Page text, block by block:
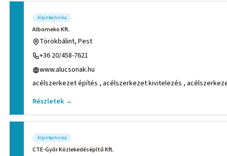
Alpintechnika
Albomeko Kft.
Törökbálint, Pest
+36 20/458-7621
www.alucsonak.hu
acélszerkezet építés , acélszerkezet kivitelezés ,
Részletek →
Alpintechnika
CTE-Győr Közlekedésépítő Kft.